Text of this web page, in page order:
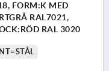
FORM:K MED
RAL7021,
RAL 3020